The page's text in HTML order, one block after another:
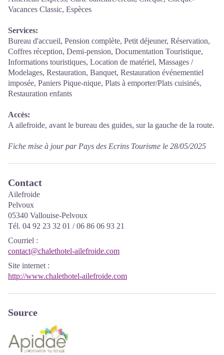
Vacances Classic, Espèces
Services:
Bureau d'accueil, Pension complète, Petit déjeuner, Réservation,
Coffres réception, Demi-pension, Documentation Touristique,
Informations touristiques, Location de matériel, Massages /
Modelages, Restauration, Banquet, Restauration événementiel
imposée, Paniers Pique-nique, Plats à emporter/Plats cuisinés,
Restauration enfants
Accès:
A ailefroide, avant le bureau des guides, sur la gauche de la route.
Fiche mise à jour par Pays des Ecrins Tourisme le 28/05/2025
Contact
Ailefroide
Pelvoux
05340 Vallouise-Pelvoux
Tél. 04 92 23 32 01 / 06 86 06 93 21
Courriel :
contact@chalethotel-ailefroide.com
Site internet:
http://www.chalethotel-ailefroide.com
Source